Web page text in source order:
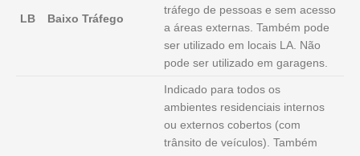
LB Baixo Tráfego
tráfego de pessoas e sem acesso
a áreas externas. Também pode
ser utilizado em locais LA. Não
pode ser utilizado em garagens.
Indicado para todos os
ambientes residenciais internos
ou externos cobertos (com
trânsito de veículos). Também